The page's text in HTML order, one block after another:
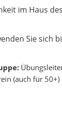
im Haus
Sie sich
(auch für 50+)